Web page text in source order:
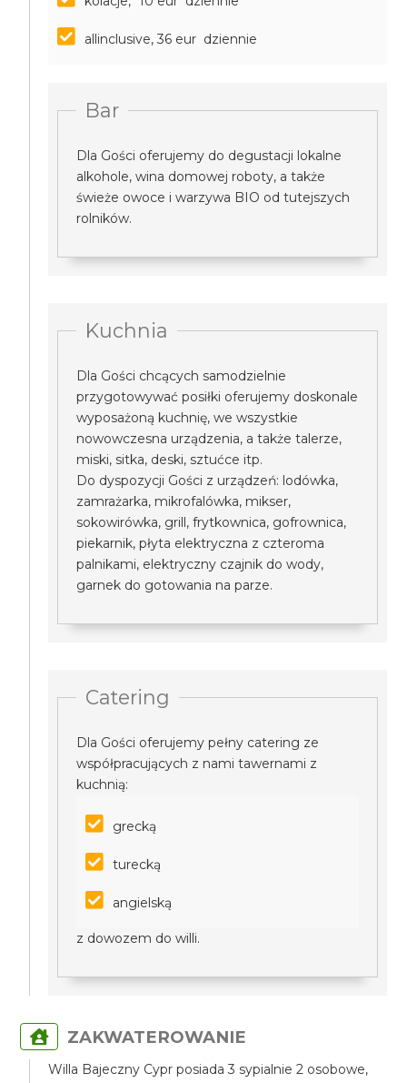
allinclusive, 36 eur dziennie
Bar
Dla Gości oferujemy do degustacji lokalne
alkohole, wina domowej roboty, a także
świeże owoce i warzywa BIO od tutejszych
rolników.
Kuchnia
Dla Gości chcących samodzielnie
przygotowywać posiłki oferujemy doskonale
wyposażoną kuchnię, we wszystkie
nowowczesna urządzenia, a także talerze,
miski, sitka, deski, sztućce itp.
Do dyspozycji Gości z urządzeń: lodówka,
zamrażarka, mikrofalówka, mikser,
sokowirówka, grill, frytkownica, gofrownica,
piekarnik, płyta elektryczna z czteroma
palnikami, elektryczny czajnik do wody,
garnek do gotowania na parze.
Catering
Dla Gości oferujemy pełny catering ze
współpracujących z nami tawernami z
kuchnią:
grecką
turecką
angielską
z dowozem do willi.
ZAKWATEROWANIE
Willa Bajeczny Cypr posiada 3 sypialnie 2 osobowe,